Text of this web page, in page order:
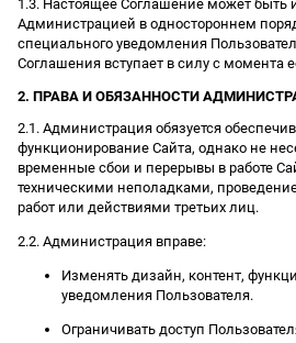
1.3. Настоящее Соглашение может быть
Администрацией в одностороннем
специального уведомления
Соглашения вступает в силу с момента
2. ПРАВА И ОБЯЗАННОСТИ
2.1. Администрация обязуется
функционирование Сайта, однако не
временные сбои и перерывы в работе
техническими неполадками,
работ или действиями третьих лиц.
2.2. Администрация вправе:
Изменять дизайн, контент,
уведомления Пользователя.
Ограничивать доступ